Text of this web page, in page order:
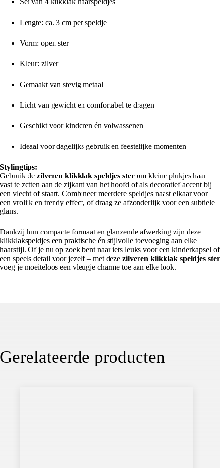
Set van 4 klikklak haarspeldjes
Lengte: ca. 3 cm per speldje
Vorm: open ster
Kleur: zilver
Gemaakt van stevig metaal
Licht van gewicht en comfortabel te dragen
Geschikt voor kinderen én volwassenen
Ideaal voor dagelijks gebruik en feestelijke momenten
Stylingtips:
Gebruik de zilveren klikklak speldjes ster om kleine plukjes haar
vast te zetten aan de zijkant van het hoofd of als decoratief accent bij
een vlecht of staart. Combineer meerdere speldjes naast elkaar voor
een vrolijk en trendy effect, of draag ze afzonderlijk voor een subtiele
glans.
Dankzij hun compacte formaat en glanzende afwerking zijn deze
klikklakspeldjes een praktische én stijlvolle toevoeging aan elke
haarstijl. Of je nu op zoek bent naar iets leuks voor een kinderkapsel of
een speels detail voor jezelf – met deze zilveren klikklak speldjes ster
voeg je moeiteloos een vleugje charme toe aan elke look.
Gerelateerde producten